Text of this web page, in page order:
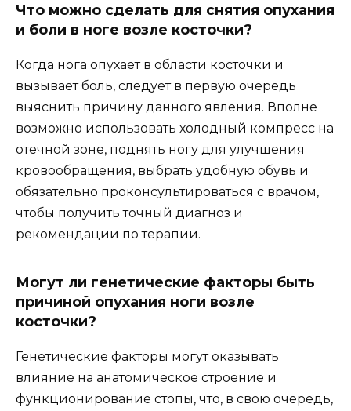
Что можно сделать для снятия опухания
и боли в ноге возле косточки?
Когда нога опухает в области косточки и
вызывает боль, следует в первую очередь
выяснить причину данного явления. Вполне
возможно использовать холодный компресс на
отечной зоне, поднять ногу для улучшения
кровообращения, выбрать удобную обувь и
обязательно проконсультироваться с врачом,
чтобы получить точный диагноз и
рекомендации по терапии.
Могут ли генетические факторы быть
причиной опухания ноги возле
косточки?
Генетические факторы могут оказывать
влияние на анатомическое строение и
функционирование стопы, что, в свою очередь,